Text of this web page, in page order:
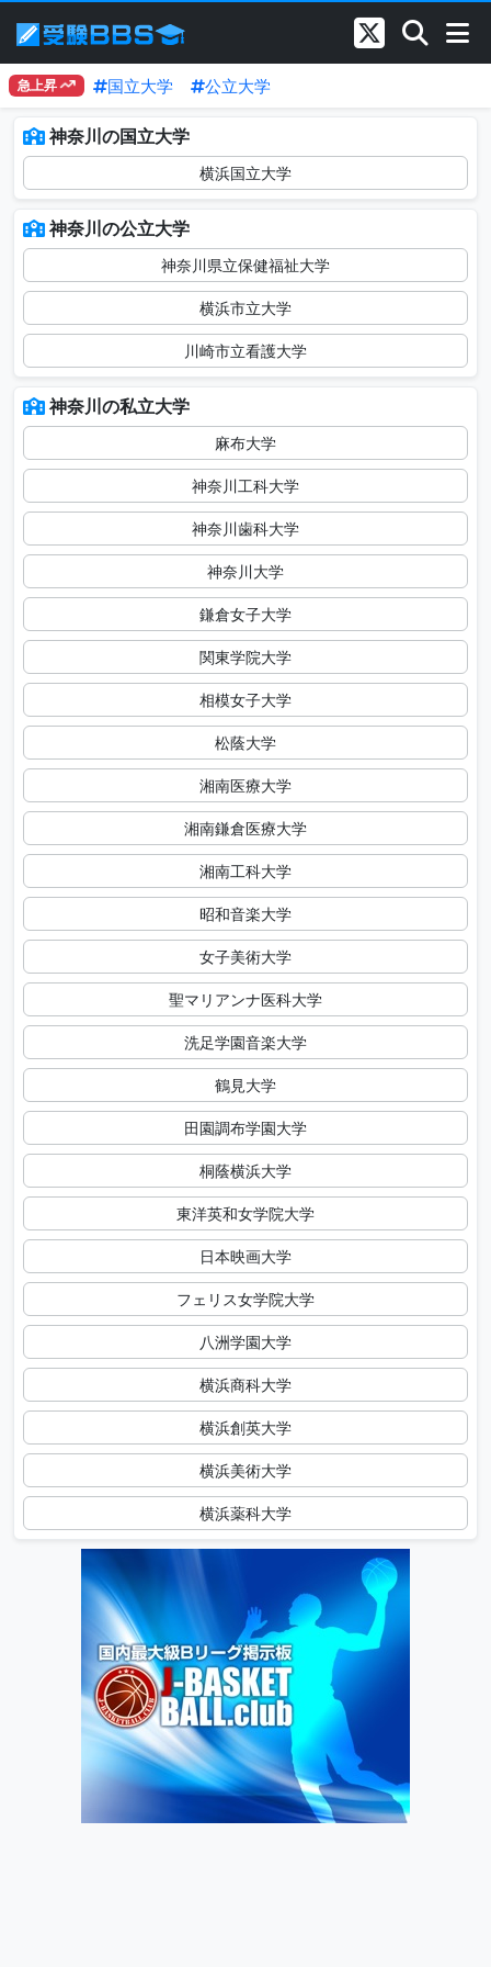
急上昇 国立大学 公立大学
神奈川の国立大学
横浜国立大学
神奈川の公立大学
神奈川県立保健福祉大学
横浜市立大学
川崎市立看護大学
神奈川の私立大学
麻布大学
神奈川工科大学
神奈川歯科大学
神奈川大学
鎌倉女子大学
関東学院大学
相模女子大学
松蔭大学
湘南医療大学
湘南鎌倉医療大学
湘南工科大学
昭和音楽大学
女子美術大学
聖マリアンナ医科大学
洗足学園音楽大学
鶴見大学
田園調布学園大学
桐蔭横浜大学
東洋英和女学院大学
日本映画大学
フェリス女学院大学
八洲学園大学
横浜商科大学
横浜創英大学
横浜美術大学
横浜薬科大学